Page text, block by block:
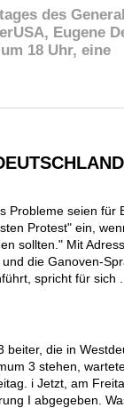
des
Eugene
18 Uhr, eine
Probleme seien für
Protest" ein,
sollten." Mit
die Ganoven-
spricht für sich
beiter, die in
3 stehen,
i Jetzt, am
I abgegeben.